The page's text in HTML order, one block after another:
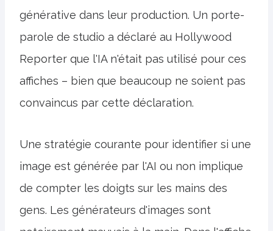
générative dans leur production. Un porte-
parole de studio a déclaré au Hollywood
Reporter que l'IA n'était pas utilisé pour ces
affiches – bien que beaucoup ne soient pas
convaincus par cette déclaration.
Une stratégie courante pour identifier si une
image est générée par l'AI ou non implique
de compter les doigts sur les mains des
gens. Les générateurs d'images sont